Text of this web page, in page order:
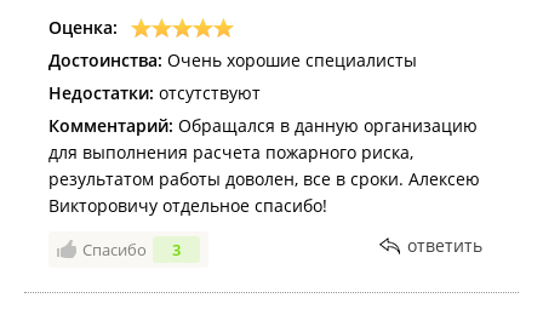
Оценка:
Достоинства: Очень хорошие специалисты
Недостатки: отсутствуют
Комментарий: Обращался в данную организацию
для выполнения расчета пожарного риска,
результатом работы доволен, все в сроки. Алексею
Викторовичу отдельное спасибо!
Спасибо 3 ответить